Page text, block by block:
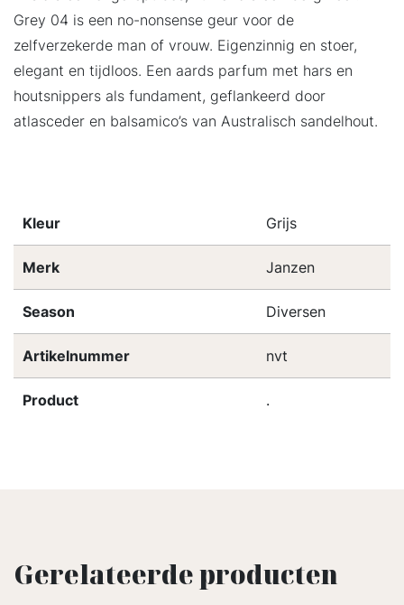
Grey 04 is een no-nonsense geur voor de
zelfverzekerde man of vrouw. Eigenzinnig en stoer,
elegant en tijdloos. Een aards parfum met hars en
houtsnippers als fundament, geflankeerd door
atlasceder en balsamico’s van Australisch sandelhout.
Kleur Grijs
Merk Janzen
Season Diversen
Artikelnummer nvt
Product .
Gerelateerde producten